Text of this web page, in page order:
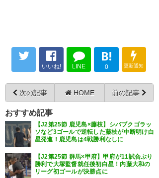
した。
— がいらおー (gairaoh)2023, 7
月 9
2023年J2第25節 藤枝1-4甲府 藤
枝がボールを保持し、甲府がカ
ウンターや縦に早い攻撃を狙う
ヴァンフォーレ甲府さん、静岡
勢に3勝1分で素晴らしい。
— 夢追いカープ▶︎7/11,12東京D
(yamanashi_carp)2023, 7月 9
いいね! LINE
B!
0 更新通知
次の記事 HOME 前の記事
おすすめ記事
【J2第25節 鹿児島×藤枝】シバブクゴラッ
ソなど3ゴールで逆転した藤枝が中断明け白
星発進！鹿児島は4戦勝利なしに
【J2第25節 群馬×甲府】甲府が11試合ぶり
勝利で大塚監督就任後初白星！内藤大和の
リーグ初ゴールが決勝点に